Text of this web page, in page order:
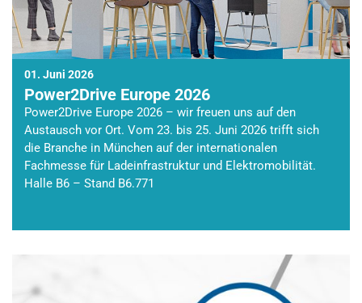
01. Juni 2026
Power2Drive Europe 2026
Power2Drive Europe 2026 – wir freuen uns auf den
Austausch vor Ort. Vom 23. bis 25. Juni 2026 trifft sich
die Branche in München auf der internationalen
Fachmesse für Ladeinfrastruktur und Elektromobilität.
Halle B6 – Stand B6.771